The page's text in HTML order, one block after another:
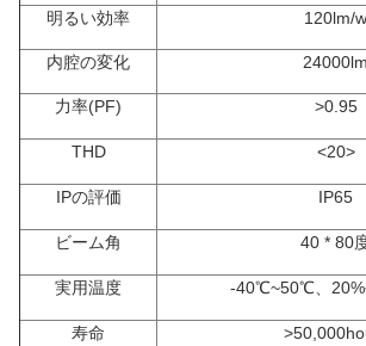
明るい効率 120lm/w
内腔の変化 24000lm
力率(PF) >0.95
THD <20>
IPの評価 IP65
ビーム角 40 * 80
実用温度 -40℃~50℃、
寿命 >